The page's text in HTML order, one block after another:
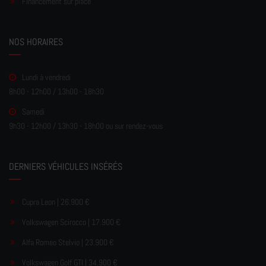
NOS HORAIRES
Lundi à vendredi
8h00 - 12h00 / 13h00 - 18h30
Samedi
9h30 - 12h00 / 13h30 - 18h00 ou sur rendez-vous
DERNIERS VÉHICULES INSÉRÉS
Cupra Leon | 26.900 €
Volkswagen Scirocco | 17.900 €
Alfa Romeo Stelvio | 23.900 €
Volkswagen Golf GTI | 34.900 €